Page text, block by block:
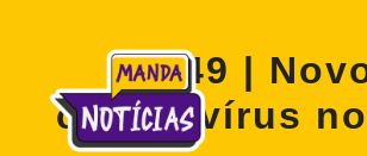
#49 |
coronavírus